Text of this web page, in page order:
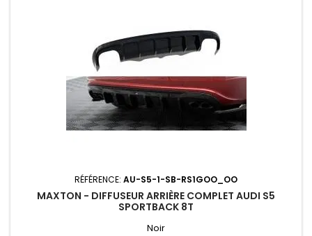
RÉFÉRENCE: AU-S5-1-SB-RS1GOO_OO
MAXTON - DIFFUSEUR ARRIÈRE COMPLET AUDI S5
SPORTBACK 8T
Noir